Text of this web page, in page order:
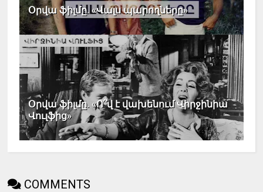
Օրվա ֆիլմը. «Վալս պարողները»
Օրվա ֆիլմը. «Ո՞վ է վախենում Վիրջինիա
Վուլֆից»
COMMENTS